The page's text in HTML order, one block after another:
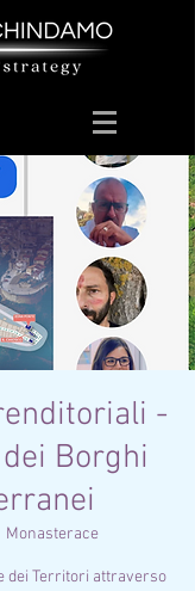
-
Borghi
Monasterace
dei Territori attraverso